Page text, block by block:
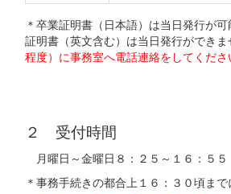
＊卒業証明書（日本語）は当日発行が
証明書（英文含む）は当日発行ができま
程度）に事務室へ電話連絡をしてくださ
２ 受付時間
月曜日～金曜日８：２５～１６：５５
＊事務手続きの都合上１６：３０頃ま